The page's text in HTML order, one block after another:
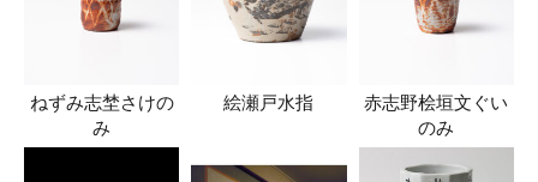
ねずみ志埜さけの
み
絵瀬戸水指
赤志野桧垣文ぐい
のみ